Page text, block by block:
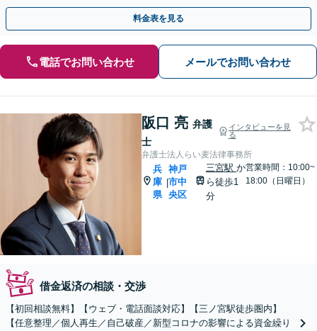
の解決を図りましょう【安心の完全個室対応／秘密厳守】
料金表を見る
電話でお問い合わせ メールでお問い合わせ
阪口 亮 弁護
士
インタビューを見
る
弁護士法人らい麦法律事務所
兵
庫
県
|
神戸
市中
央区
三宮駅 か
ら徒歩1
分
営業時間：10:00~
18:00（日曜日）
借金返済の相談・交渉
【初回相談無料】【ウェブ・電話面談対応】【三ノ宮駅徒歩圏内】
【任意整理／個人再生／自己破産／新型コロナの影響による資金繰り